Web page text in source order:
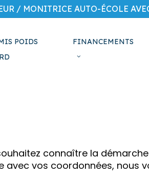
/ MONITRICE AUTO-ÉCOLE
POIDS
FINANCEMENTS
connaître la
avec vos coordonnées, nous